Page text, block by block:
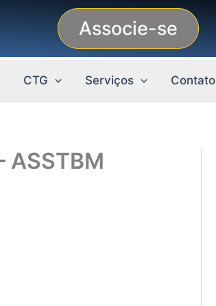
Associe-se
CTG Serviços Contato
ASSTBM